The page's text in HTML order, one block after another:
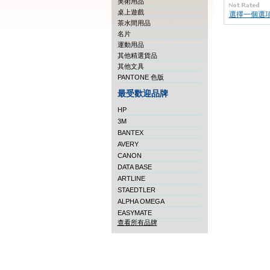
桌上遊戲
茶水間用品
名片
運動用品
其他精選貨品
其他文具
PANTONE 色版
最受歡迎品牌
HP
3M
BANTEX
AVERY
CANON
DATA BASE
ARTLINE
STAEDTLER
ALPHA OMEGA
EASYMATE
查看所有品牌
選擇一個選